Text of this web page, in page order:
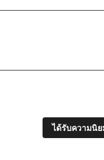
ได้รับความนิ